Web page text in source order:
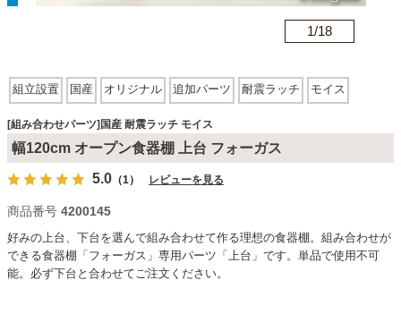
ダイニングテーブル・セット
椅子・チェア
食器棚・キッチン収納
1/18
組立設置 国産 オリジナル 追加パーツ 耐震ラッチ モイス
[組み合わせパーツ]国産 耐震ラッチ モイス
幅120cm オープン食器棚 上台 フォーガス
5.0 （1） レビューを見る
商品番号 4200145
好みの上台、下台を選んで組み合わせて作る理想の食器棚。組み合わせが
できる食器棚「フォーガス」専用パーツ「上台」です。単品で使用不可
能。必ず下台と合わせてご注文ください。